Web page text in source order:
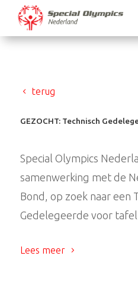
terug
GEZOCHT: Technisch
Special Olympics
samenwerking met de
Bond, op zoek naar een
Gedelegeerde voor
Lees meer